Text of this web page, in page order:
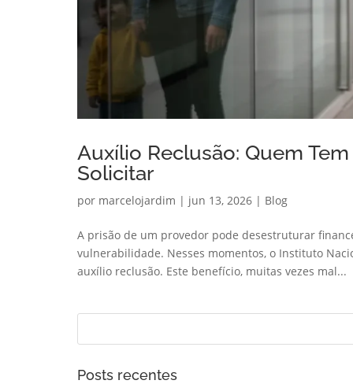
Auxílio Reclusão: Quem
Solicitar
por marcelojardim | jun 13, 2026 | Blog
A prisão de um provedor pode desestruturar
vulnerabilidade. Nesses momentos, o Instituto
auxílio reclusão. Este benefício, muitas vezes mal...
Posts recentes